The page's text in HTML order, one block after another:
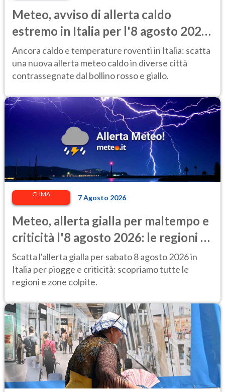
Meteo, avviso di allerta caldo
estremo in Italia per l'8 agosto 2026:
le città a rischio per il Ministero della
Salute
Ancora caldo e temperature roventi in Italia: scatta
una nuova allerta meteo caldo in diverse città
contrassegnate dal bollino rosso e giallo.
CLIMA 7 Agosto 2026
Meteo, allerta gialla per maltempo e
criticità l'8 agosto 2026: le regioni a
rischio
Scatta l'allerta gialla per sabato 8 agosto 2026 in
Italia per piogge e criticità: scopriamo tutte le
regioni e zone colpite.